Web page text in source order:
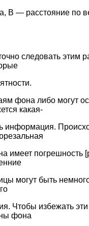
В — расстояние по
следовать этим
фона либо могут
какая-
информация.
имеет погрешность
могут быть
Чтобы избежать
фона